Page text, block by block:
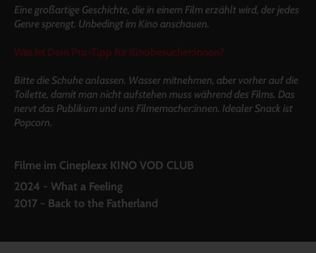
Eine großartige Geschichte, die in einem Film erzählt wird, der jedes
Genre sprengt. Unbedingt im Kino anschauen.
Was ist Dein Pro-Tipp für Kinobesucher:innen?
Bitte die Schuhe anlassen. Wasser mitnehmen, aber vorher auf die
Toilette, damit man nicht aufstehen muss während des Films. Das
nervt das Publikum und uns Filmemacher:innen. Idealer Snack ist
Popcorn.
Filme im Cineplexx KINO VOD CLUB
2024 - What a Feeling
2017 - Back to the Fatherland